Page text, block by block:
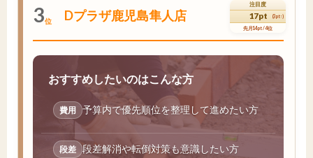
3位 Dプラザ鹿児島隼人店
注目度
17pt (3pt↑)
先月14pt / 4位
おすすめしたいのはこんな方
費用 予算内で優先順位を整理して進めたい方
段差 段差解消や転倒対策も意識したい方